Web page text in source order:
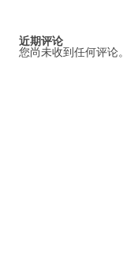
近期评论
您尚未收到任何评论。